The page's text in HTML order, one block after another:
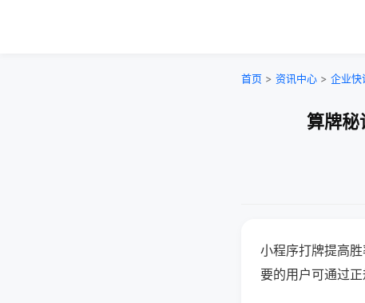
首页 > 资讯中心 > 企业快
算牌秘
小程序打牌提高
要的用户可通过正